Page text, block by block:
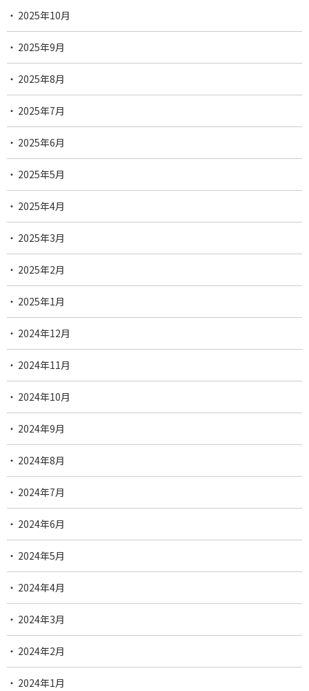
2025年10月
2025年9月
2025年8月
2025年7月
2025年6月
2025年5月
2025年4月
2025年3月
2025年2月
2025年1月
2024年12月
2024年11月
2024年10月
2024年9月
2024年8月
2024年7月
2024年6月
2024年5月
2024年4月
2024年3月
2024年2月
2024年1月